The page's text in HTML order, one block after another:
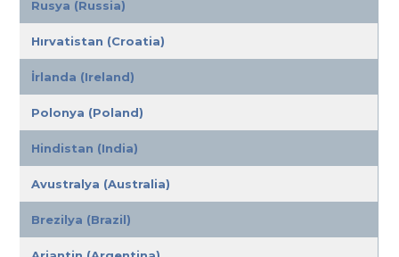
Rusya (Russia)
Hırvatistan (Croatia)
İrlanda (Ireland)
Polonya (Poland)
Hindistan (India)
Avustralya (Australia)
Brezilya (Brazil)